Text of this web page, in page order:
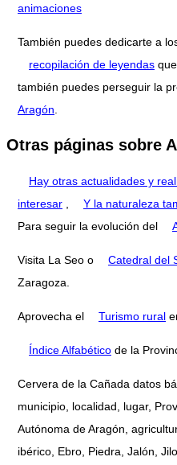
animaciones
También puedes dedicarte a
recopilación de leyendas
también puedes perseguir la
Aragón
Otras páginas sobre
Hay otras actualidades y
interesar
Y la naturaleza
Para seguir la evolución del
Visita La Seo o Catedral del
Zaragoza.
Aprovecha el Turismo rural
Índice Alfabético de la
Cervera de la Cañada datos
municipio, localidad, lugar,
Autónoma de Aragón,
ibérico, Ebro, Piedra, Jalón,